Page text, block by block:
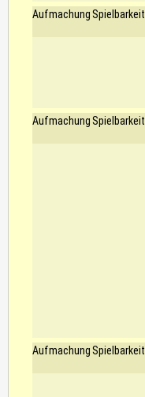
Aufmachung Spielbarkeit
Aufmachung Spielbarkeit
Aufmachung Spielbarkeit